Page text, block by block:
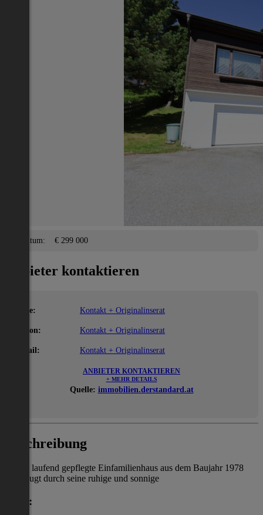
Eigentum: € 299 000
Anbieter kontaktieren
Name: Kontakt + Originalinserat
Telefon: Kontakt + Originalinserat
E-Mail: Kontakt + Originalinserat
ANBIETER KONTAKTIEREN
+ MEHR DETAILS
Quelle: immobilien.derstandard.at
Beschreibung
Dieses laufend gepflegte Einfamilienhaus aus dem Baujahr 1978
überzeugt durch seine ruhige und sonnige
Lage: